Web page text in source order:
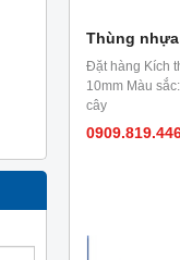
Thùng nhựa
Đặt hàng Kích
10mm Màu
cây